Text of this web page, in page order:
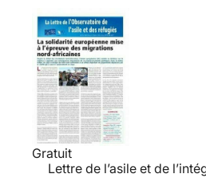
Gratuit
Lettre de l’asile et de